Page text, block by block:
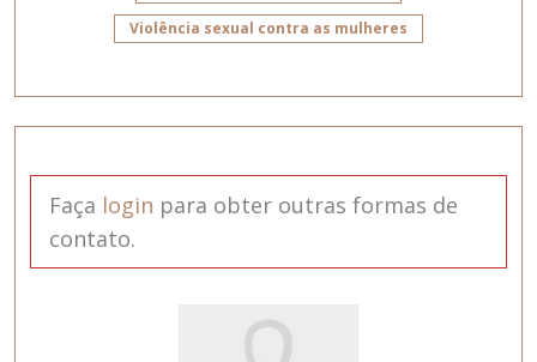
Violência sexual contra as mulheres
Faça login para obter outras formas de
contato.